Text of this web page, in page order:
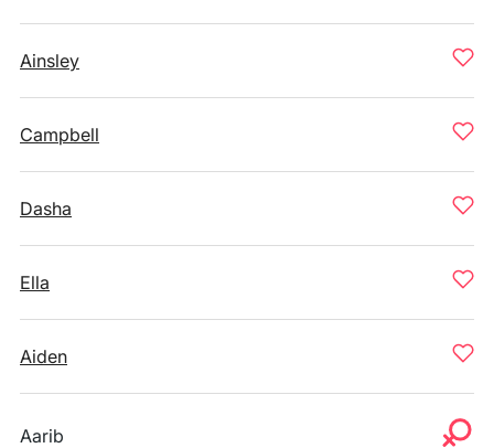
Ainsley
Campbell
Dasha
Ella
Aiden
Aarib